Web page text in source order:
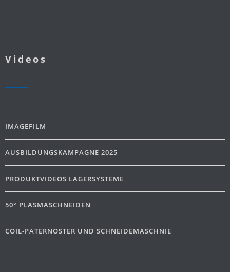
Videos
IMAGEFILM
AUSBILDUNGSKAMPAGNE 2025
PRODUKTVIDEOS LAGERSYSTEME
50° PLASMASCHNEIDEN
COIL-PATERNOSTER UND SCHNEIDEMASCHNIE